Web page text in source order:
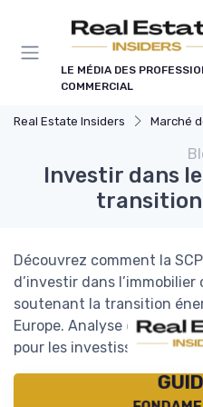
LE MÉDIA DES
COMMERCIAL
Real Estate Insiders Marché de
Investir dans
transition
Découvrez comment la
d’investir dans
soutenant la transition
Europe. Analyse des
pour les investisseurs.